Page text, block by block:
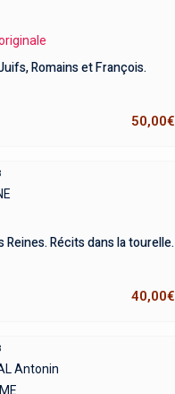
Romains et François.
50,00€
Reines. Récits dans la tourelle.
40,00€
Antonin